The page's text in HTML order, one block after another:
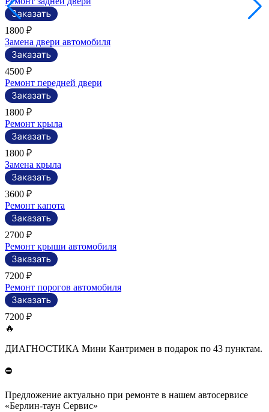
1800 ₽
Замена двери автомобиля
4500 ₽
Ремонт передней двери
1800 ₽
Ремонт крыла
1800 ₽
Замена крыла
3600 ₽
Ремонт капота
2700 ₽
Ремонт крыши автомобиля
7200 ₽
Ремонт порогов автомобиля
7200 ₽
🔥
ДИАГНОСТИКА Мини Кантримен в подарок по 43 пунктам.
⛔
Предложение актуально при ремонте в нашем автосервисе
«Берлин-таун Сервис»